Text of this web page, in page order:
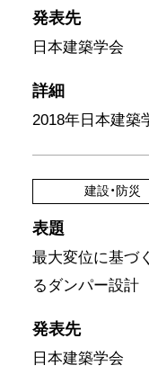
発表先
日本建築学会
詳細
2018年日本建築
建設・防災
表題
最大変位に基づ
るダンパー設計
発表先
日本建築学会